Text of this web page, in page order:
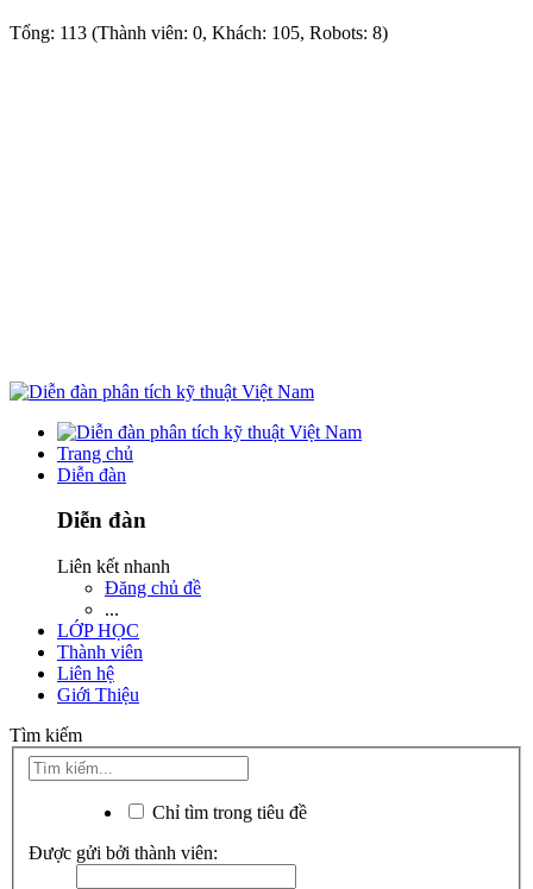
Tổng: 113 (Thành viên: 0, Khách: 105, Robots: 8)
Trang chủ
Diễn đàn
Diễn đàn
Liên kết nhanh
Đăng chủ đề
...
LỚP HỌC
Thành viên
Liên hệ
Giới Thiệu
Tìm kiếm
Chỉ tìm trong tiêu đề
Được gửi bởi thành viên: